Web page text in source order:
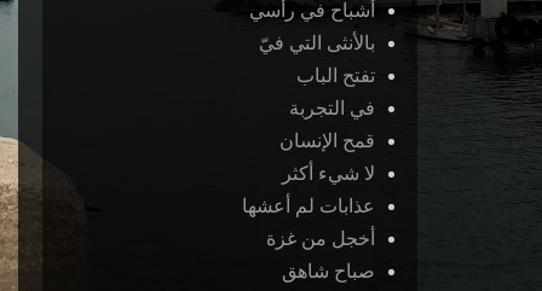
أشباح في رأسي
بالأنثى التي فيّ
تفتح الباب
في التجربة
قمح الإنسان
لا شيء أكثر
عذابات لم أعشها
أخجل من غزة
صباح شاهق